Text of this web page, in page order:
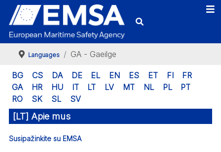
Languages GA - Gaeilge
BG CS DA DE EL EN ES ET FI
FR
GA
HR HU IT LT LV MT NL PL
PT
RO
SK SL SV
[LT] Apie mus
Susipažinkite su EMSA